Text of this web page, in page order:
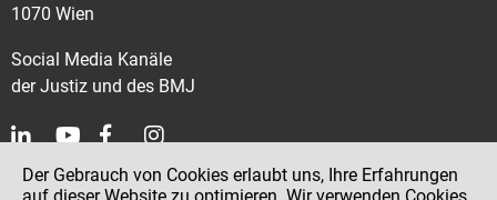
1070 Wien
Social Media Kanäle
der Justiz und des BMJ
Kontakt
Der Gebrauch von Cookies erlaubt uns, Ihre Erfahrungen